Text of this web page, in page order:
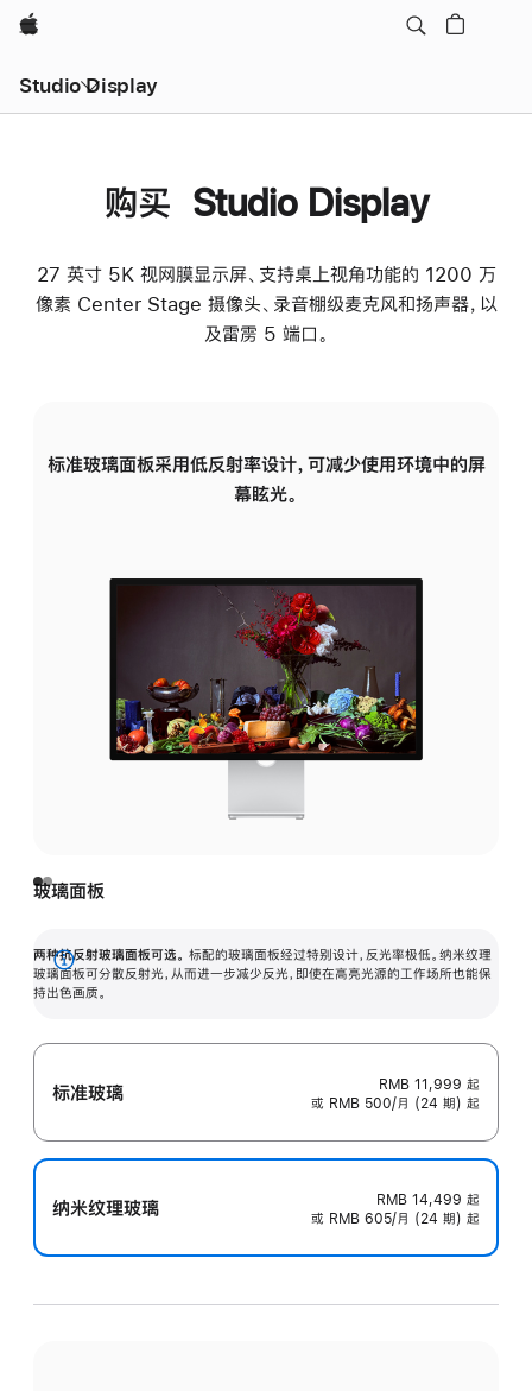
Apple
Studio Display
购买 Studio Display
27 英寸 5K 视网膜显示屏、支持桌上视角功能的 1200 万
像素 Center Stage 摄像头、录音棚级麦克风和扬声器，以
及雷雳 5 端口。
标准玻璃面板采用低反射率设计，可减少使用环境中的屏
幕眩光。
玻璃面板
两种抗反射玻璃面板可选。 标配的玻璃面板经过特别设计，反光率极低。纳米纹理
玻璃面板可分散反射光，从而进一步减少反光，即使在高亮光源的工作场所也能保
持出色画质。
展
开
标准玻璃 RMB 11,999 起
或 RMB 500/月 (24 期) 起
纳米纹理玻璃 RMB 14,499 起
或 RMB 605/月 (24 期) 起